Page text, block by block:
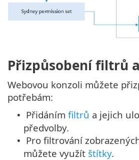
Přizpůsobení filtrů
Webovou konzoli můžete
potřebám:
• Přidáním filtrů a jejich
předvolby.
•
Pro filtrování
můžete využít štítky.